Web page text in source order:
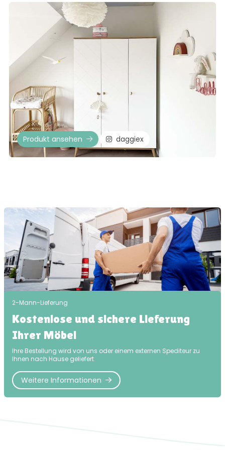
Produkt ansehen daggiex
2-Mann-Lieferung
Kostenlose und sichere Lieferung
Ihrer Möbel
Ihre Bestellung wird von uns oder einem externen Spediteur zu
Ihnen nach Hause geliefert.
Weitere Informationen